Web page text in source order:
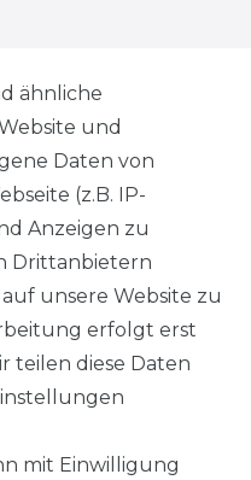
ähnliche
und
Daten von
(z.B. IP-
Anzeigen zu
Drittanbietern
unsere Website zu
erfolgt erst
teilen diese Daten
mit Einwilligung